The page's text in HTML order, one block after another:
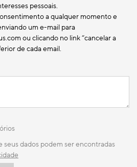
pessoais.
a qualquer momento e
um e-mail para
ou clicando no link “cancelar a
de cada email.
seus dados podem ser encontradas